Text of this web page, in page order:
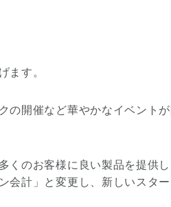
ます。
の開催など華やかなイベン
くのお客様に良い製品を提供
計」と変更し、新しいスタ